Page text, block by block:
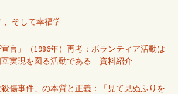
、そして幸福学
宣言」（1986年）再考：ボランティア活動は
互実現を図る活動である―資料紹介―
殺傷事件」の本質と正義：「見て見ぬふりを